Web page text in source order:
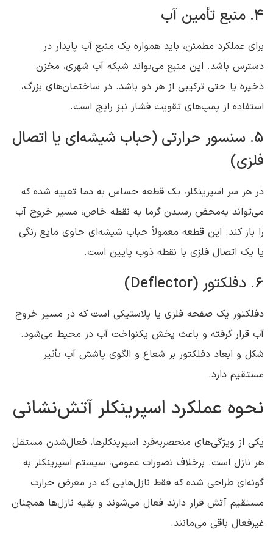
4. منبع تأمین آب
برای عملکرد مطمئن، باید همواره یک منبع آب پایدار در
دسترس باشد. این منبع می‌تواند شبکه آب شهری، مخزن
ذخیره یا حتی ترکیبی از هر دو باشد. در ساختمان‌های بزرگ،
استفاده از پمپ‌های تقویت فشار نیز رایج است.
5. سنسور حرارتی (حباب شیشه‌ای یا اتصال
فلزی)
در هر سر اسپرینکلر، یک قطعه حساس به دما تعبیه شده که
می‌تواند به‌محض رسیدن گرما به نقطه خاص، مسیر خروج آب
را باز کند. این قطعه معمولاً حباب شیشه‌ای حاوی مایع رنگی
یا یک اتصال فلزی با نقطه ذوب پایین است.
6. دفلکتور (Deflector)
دفلکتور یک صفحه فلزی یا پلاستیکی است که در مسیر خروج
آب قرار گرفته و باعث پخش یکنواخت آب در محیط می‌شود.
شکل و ابعاد دفلکتور بر شعاع و الگوی پاشش آب تأثیر
مستقیم دارد.
نحوه عملکرد اسپرینکلر آتش‌نشانی
یکی از ویژگی‌های منحصربه‌فرد اسپرینکلرها، فعال‌شدن مستقل
هر نازل است. برخلاف تصورات عمومی، سیستم اسپرینکلر به
گونه‌ای طراحی شده که فقط نازل‌هایی که در معرض حرارت
مستقیم آتش قرار دارند فعال می‌شوند و بقیه نازل‌ها همچنان
غیرفعال باقی می‌مانند.